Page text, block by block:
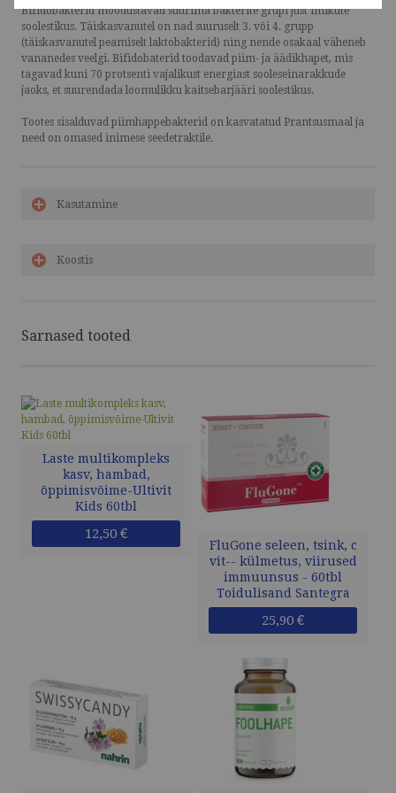
Bifidobakterid moodustavad suurima bakterite grupi just imikute
soolestikus. Täiskasvanutel on nad suuruselt 3. või 4. grupp
(täiskasvanutel peamiselt laktobakterid) ning nende osakaal väheneb
vananedes veelgi. Bifidobaterid toodavad piim- ja äädikhapet, mis
tagavad kuni 70 protsenti vajalikust energiast sooleseinarakkude
jaoks, et suurendada loomulikku kaitsebarjääri soolestikus.
Tootes sisalduvad piimhappebakterid on kasvatatud Prantsusmaal ja
need on omased inimese seedetraktile.
Kasutamine
Koostis
Sarnased tooted
Laste multikompleks
kasv, hambad,
õppimisvõime-Ultivit
Kids 60tbl
12,50 €
FluGone seleen, tsink, c
vit-- külmetus, viirused
immuunsus - 60tbl
Toidulisand Santegra
25,90 €